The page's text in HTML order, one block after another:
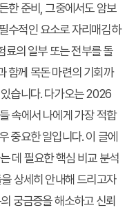
한 준비, 그중에서도 암보
수적인 요소로 자리매김하
료의 일부 또는 전부를 돌
함께 목돈 마련의 기회까
습니다. 다가오는 2026
속에서 나에게 가장 적합
중요한 일입니다. 이 글에
데 필요한 핵심 비교 분석
상세히 안내해 드리고자
궁금증을 해소하고 신뢰